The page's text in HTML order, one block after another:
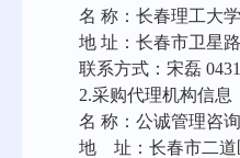
名 称：长春理工大学
地 址：长春市卫星
联系方式：宋磊
2.采购代理机构信息
名 称：公诚管理咨
地 址：长春市二道